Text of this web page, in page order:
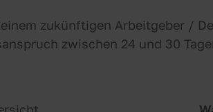
zukünftigen Arbeitgeber /
zwischen 24 und 30